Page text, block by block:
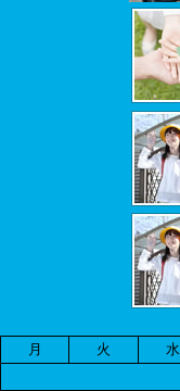
月
火 水